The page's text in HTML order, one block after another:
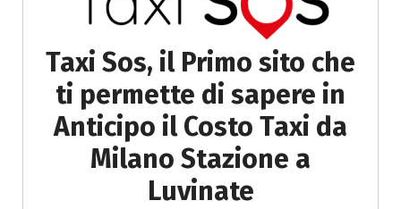
Taxi Sos, il Primo sito che
ti permette di sapere in
Anticipo il Costo Taxi da
Milano Stazione a
Luvinate